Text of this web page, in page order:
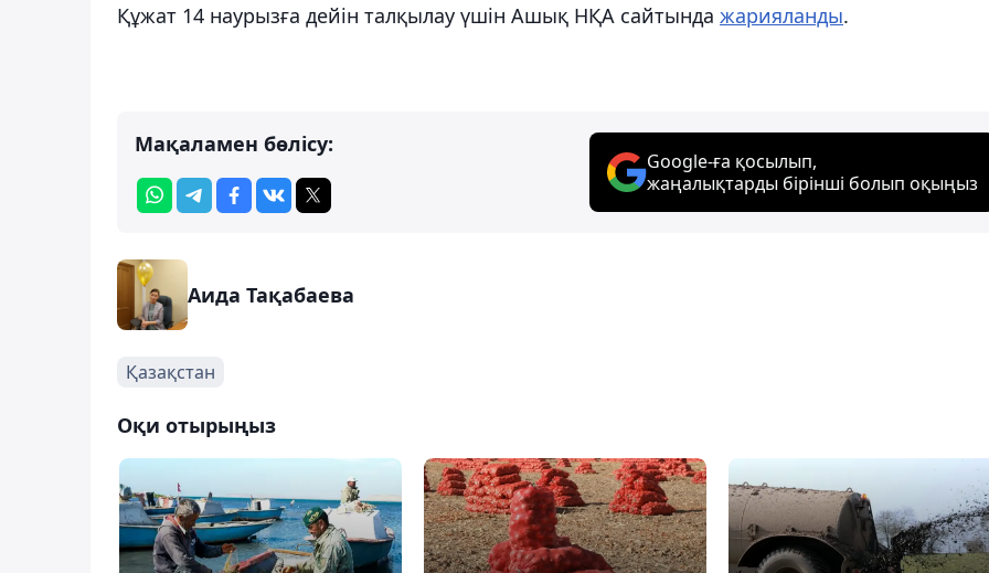
Құжат 14 наурызға дейін талқылау үшін Ашық НҚА сайтында жарияланды.
Мақаламен бөлісу:
Google-ға қосылып,
жаңалықтарды бірінші болып оқыңыз
Аида Тақабаева
Қазақстан
Оқи отырыңыз